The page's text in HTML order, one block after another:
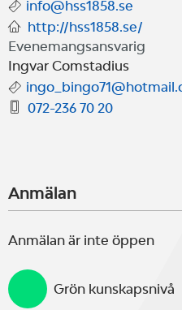
info@hss1858.se
http://hss1858.se/
Evenemangsansvarig
Ingvar Comstadius
072-236 70 20
Anmälan
Anmälan är inte öppen
Grön kunskapsnivå